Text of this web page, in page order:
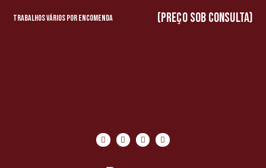
Trabalhos vários por encomenda (preço sob consulta)